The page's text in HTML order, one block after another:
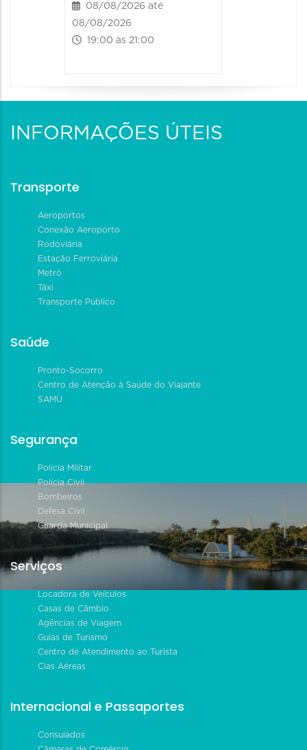
08/08/2026 até
08/08/2026
19:00 às 21:00
INFORMAÇÕES ÚTEIS
Transporte
Aeroportos
Conexão Aeroporto
Rodoviária
Estação Ferroviária
Metrô
Táxi
Transporte Público
Saúde
Pronto-Socorro
Centro de Atenção à Saúde do Viajante
SAMU
Segurança
Polícia Militar
Polícia Civil
Bombeiros
Defesa Civil
Guarda Municipal
Serviços
Locadora de Veículos
Casas de Câmbio
Agências de Viagem
Guias de Turismo
Centro de Atendimento ao Turista
Cias Aéreas
Internacional e Passaportes
Consulados